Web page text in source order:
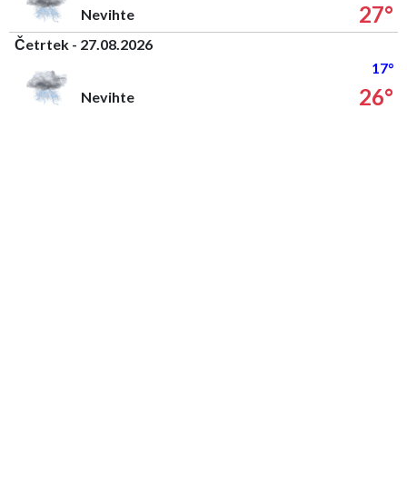
Nevihte
27°
Četrtek - 27.08.2026
17°
Nevihte
26°